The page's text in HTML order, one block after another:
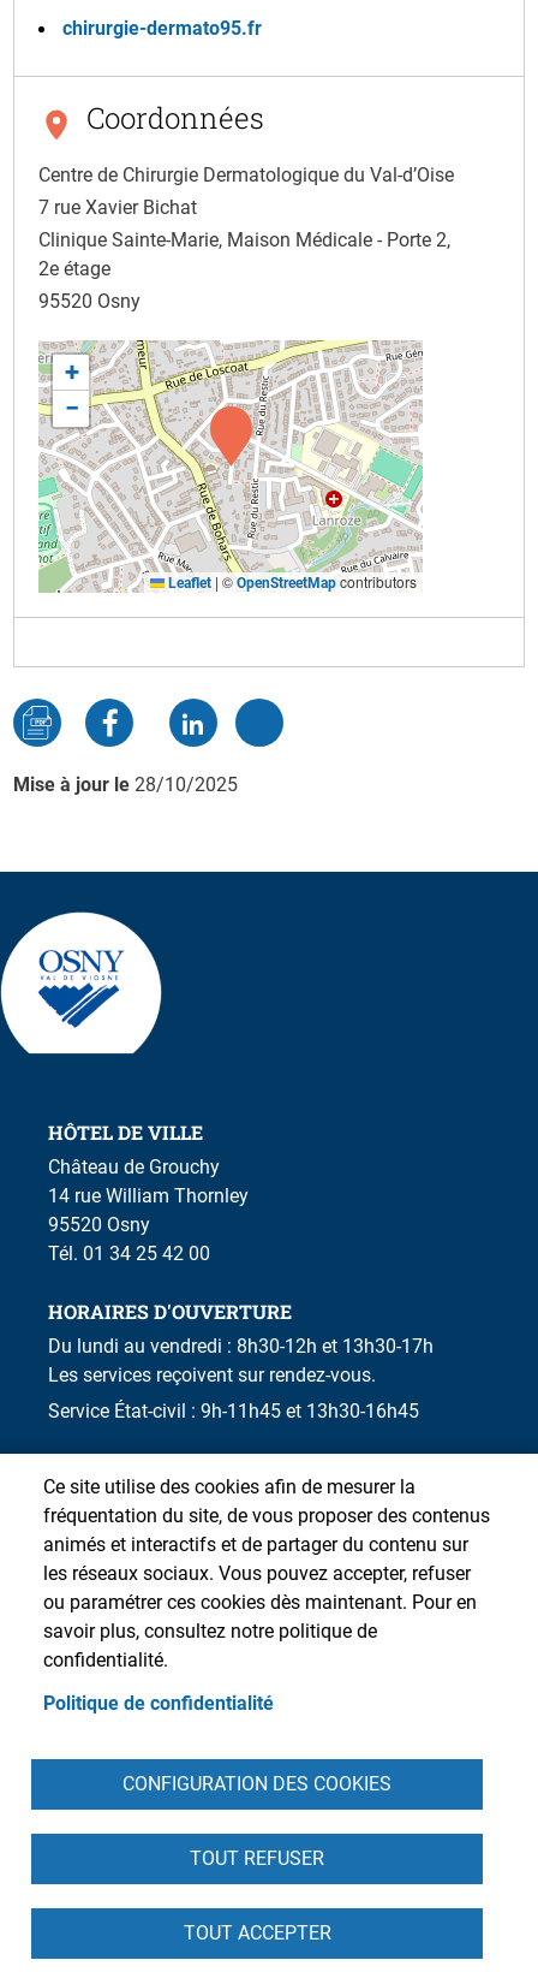
chirurgie-dermato95.fr
Coordonnées
Centre de Chirurgie Dermatologique du Val-d’Oise
7 rue Xavier Bichat
Clinique Sainte-Marie, Maison Médicale - Porte 2,
2e étage
95520 Osny
+
−
Leaflet | ©OpenStreetMap contributors
Mise à jour le 28/10/2025
HÔTEL DE VILLE
Château de Grouchy
14 rue William Thornley
95520 Osny
Tél. 01 34 25 42 00
HORAIRES D'OUVERTURE
Du lundi au vendredi : 8h30-12h et 13h30-17h
Les services reçoivent sur rendez-vous.
Service État-civil : 9h-11h45 et 13h30-16h45
Ce site utilise des cookies afin de mesurer la
fréquentation du site, de vous proposer des contenus
animés et interactifs et de partager du contenu sur
les réseaux sociaux. Vous pouvez accepter, refuser
ou paramétrer ces cookies dès maintenant. Pour en
savoir plus, consultez notre politique de
confidentialité.
Politique de confidentialité
CONFIGURATION DES COOKIES
TOUT REFUSER
TOUT ACCEPTER
Pied de pagePlan du siteContactIntranetMentions légales
Accessibilité : partiellement conforme